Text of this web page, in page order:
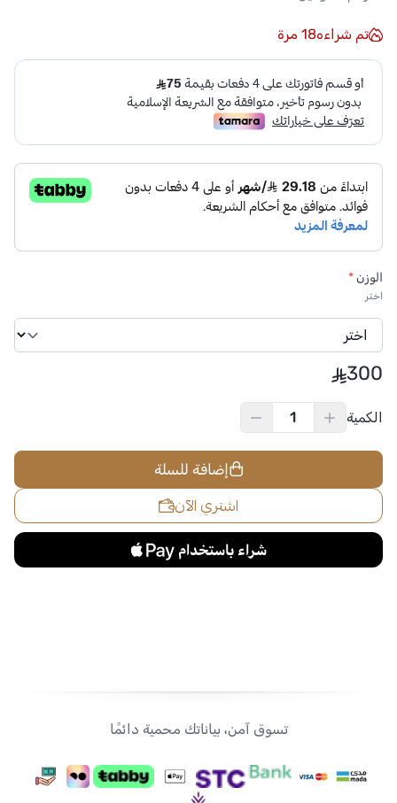
تم شراءه18 مرة
الوزن*
اختر
300
الكمية
إضافة للسلة
اشتري الآن
تسوق آمن، بياناتك محمية دائمًا